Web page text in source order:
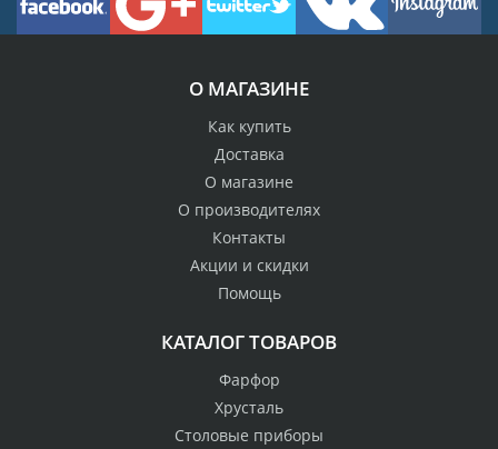
О МАГАЗИНЕ
Как купить
Доставка
О магазине
О производителях
Контакты
Акции и скидки
Помощь
КАТАЛОГ ТОВАРОВ
Фарфор
Хрусталь
Столовые приборы